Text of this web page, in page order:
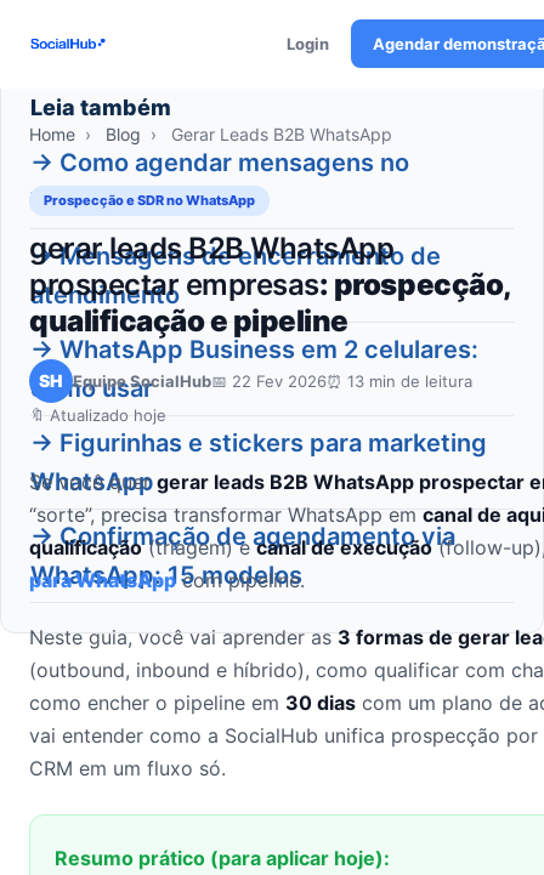
Login Agendar
Home › Blog › Gerar Leads B2B WhatsApp
Prospecção e SDR no WhatsApp
gerar leads B2B WhatsApp
prospectar empresas: prospecção,
qualificação e pipeline
SH Equipe SocialHub📅 22 Fev 2026⏰ 13 min de leitura
🔖 Atualizado hoje
Se você quergerar leads B2B WhatsApp prospectar
“sorte”, precisa transformar WhatsApp em canal de
qualificação(triagem) ecanal de execução (follow-
para WhatsAppcom pipeline.
Neste guia, você vai aprender as3 formas de gerar
(outbound, inbound e híbrido), como qualificar com
como encher o pipeline em 30 dias com um plano de
vai entender como a SocialHub unifica prospecção por
CRM em um fluxo só.
Resumo prático (para aplicar hoje):
Leia também
→ Como agendar mensagens no
WhatsApp Business
→ Mensagens de encerramento de
atendimento
→ WhatsApp Business em 2 celulares:
como usar
→ Figurinhas e stickers para marketing
WhatsApp
→ Confirmação de agendamento via
WhatsApp: 15 modelos